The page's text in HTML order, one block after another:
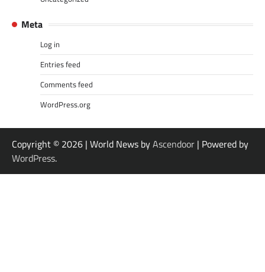
Meta
Log in
Entries feed
Comments feed
WordPress.org
Copyright © 2026 | World News byAscendoor | Powered by
WordPress.